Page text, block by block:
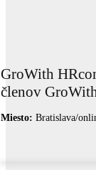
GroWith
členov
Miesto: Bratislava/